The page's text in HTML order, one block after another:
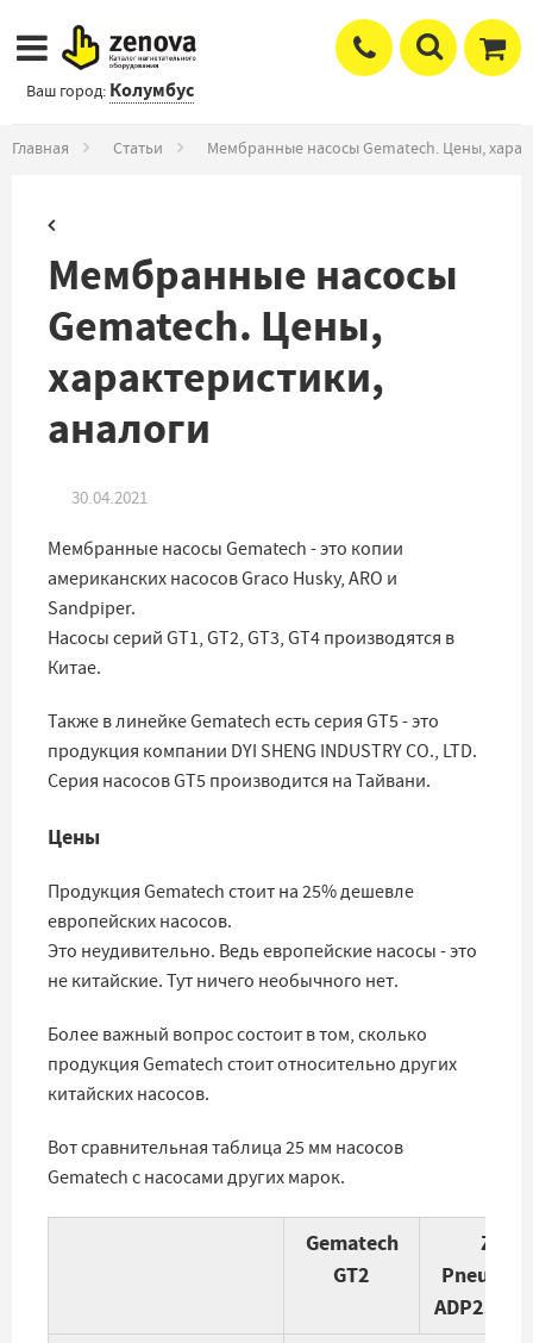
Ваш город: Колумбус
Главная Статьи Мембранные насосы Gematech. Цены,
Мембранные насосы
Gematech. Цены,
характеристики,
аналоги
30.04.2021
Мембранные насосы Gematech - это копии
американских насосов Graco Husky, ARO и
Sandpiper.
Насосы серий GT1, GT2, GT3, GT4 производятся в
Китае.
Также в линейке Gematech есть серия GT5 - это
продукция компании DYI SHENG INDUSTRY CO., LTD.
Серия насосов GT5 производится на Тайвани.
Цены
Продукция Gematech стоит на 25% дешевле
европейских насосов.
Это неудивительно. Ведь европейские насосы - это
не китайские. Тут ничего необычного нет.
Более важный вопрос состоит в том, сколько
продукция Gematech стоит относительно других
китайских насосов.
Вот сравнительная таблица 25 мм насосов
Gematech с насосами других марок.
Gematech
GT2
ZY
ADP25AL-